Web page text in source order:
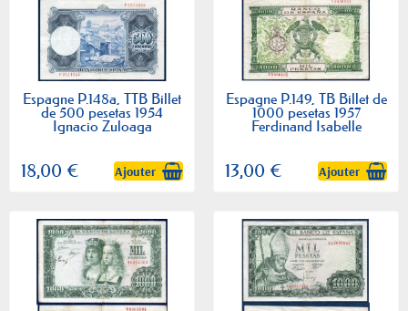
Espagne P.148a, TTB Billet
de 500 pesetas 1954
Ignacio Zuloaga
18,00 € Ajouter
Espagne P.149, TB Billet de
1000 pesetas 1957
Ferdinand Isabelle
13,00 € Ajouter